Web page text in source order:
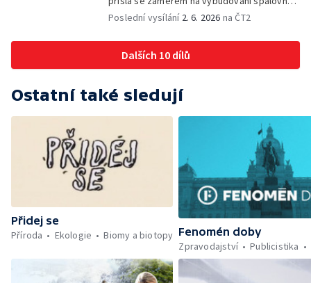
nebezpečných odpadů, okolní obce se
zkušenosti s dosavadním provozem i kauza
rekultivace odkališť v Mydlovarech.
Poslední vysílání 2. 6. 2026 na ČT2
Dalších 10 dílů
Ostatní také sledují
Přidej se
Příroda
Ekologie Biomy a biotopy Fenomén doby
Zpravodajství
Publicistika